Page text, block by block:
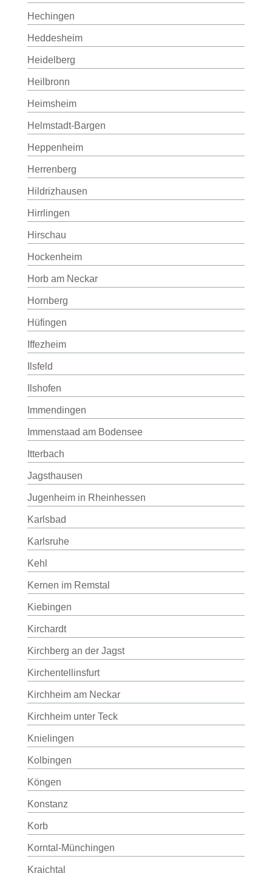
Hechingen
Heddesheim
Heidelberg
Heilbronn
Heimsheim
Helmstadt-Bargen
Heppenheim
Herrenberg
Hildrizhausen
Hirrlingen
Hirschau
Hockenheim
Horb am Neckar
Hornberg
Hüfingen
Iffezheim
Ilsfeld
Ilshofen
Immendingen
Immenstaad am Bodensee
Itterbach
Jagsthausen
Jugenheim in Rheinhessen
Karlsbad
Karlsruhe
Kehl
Kernen im Remstal
Kiebingen
Kirchardt
Kirchberg an der Jagst
Kirchentellinsfurt
Kirchheim am Neckar
Kirchheim unter Teck
Knielingen
Kolbingen
Köngen
Konstanz
Korb
Korntal-Münchingen
Kraichtal